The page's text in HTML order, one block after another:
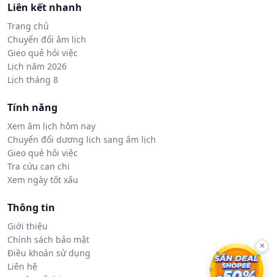
Liên kết nhanh
Trang chủ
Chuyển đổi âm lịch
Gieo quẻ hỏi việc
Lịch năm 2026
Lịch tháng 8
Tính năng
Xem âm lịch hôm nay
Chuyển đổi dương lịch sang âm lịch
Gieo quẻ hỏi việc
Tra cứu can chi
Xem ngày tốt xấu
Thông tin
Giới thiệu
Chính sách bảo mật
Điều khoản sử dụng
Liên hệ
×